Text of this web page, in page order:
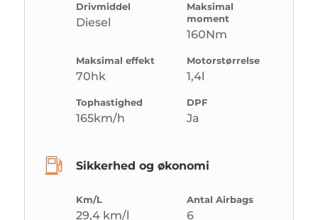
Drivmiddel
Diesel
Maksimal
moment
160Nm
Maksimal effekt
70hk
Motorstørrelse
1,4l
Tophastighed
165km/h
DPF
Ja
Sikkerhed og økonomi
Km/L
29,4 km/l
Antal Airbags
6